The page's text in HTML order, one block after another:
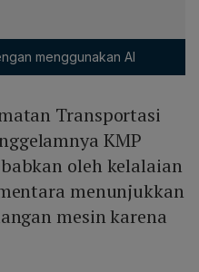
menggunakan AI
Transportasi
KMP
oleh kelalaian
menunjukkan
mesin karena